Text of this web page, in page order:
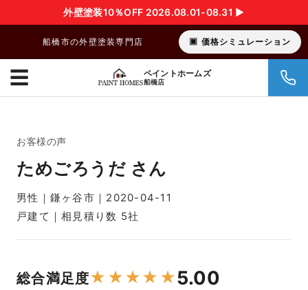
外壁塗装10％OFF 2026.08.01-08.31 ▶︎
船橋市の外壁塗装専門店 価格シミュレーション
ペイントホームズ
船橋店
☰
お客様の声
ためごろうだ さん
男性｜鎌ヶ谷市｜2020-04-11
戸建て｜相見積り数 5社
総合満足度★ ★★★ ★5.00